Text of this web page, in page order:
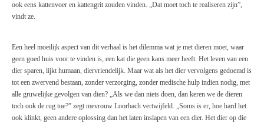
ook eens kattenvoer en kattengrit zouden vinden. „Dat moet toch te realiseren zijn”,
vindt ze.
Een heel moeilijk aspect van dit verhaal is het dilemma wat je met dieren moet, waar
geen goed huis voor te vinden is, een kat die geen kans meer heeft. Het leven van een
dier sparen, lijkt humaan, diervriendelijk. Maar wat als het dier vervolgens gedoemd is
tot een zwervend bestaan, zonder verzorging, zonder medische hulp indien nodig, met
alle gruwelijke gevolgen van dien? „Als we dan niets doen, dan keren we de dieren
toch ook de rug toe?” zegt mevrouw Loorbach vertwijfeld. „Soms is er, hoe hard het
ook klinkt, geen andere oplossing dan het laten inslapen van een dier. Het dier op die